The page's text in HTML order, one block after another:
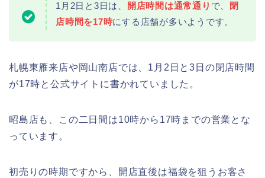
トアップは?駐車場も調査!
1月2日と3日は、 開店時間は通常通り で、
閉
店時間を17時にする店舗が多いようです。
札幌東雁来店や岡山南店では、1月2日と3日の閉店時間
が17時と公式サイトに書かれていました。
昭島店も、この二日間は10時から17時までの営業とな
っています。
初売りの時期ですから、開店直後は福袋を狙うお客さ